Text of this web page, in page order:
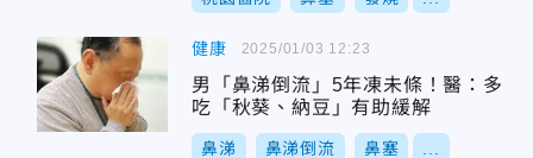
健康
男「鼻涕倒流」5年凍未條！醫：多
吃「秋葵、納豆」有助緩解
鼻涕 鼻涕倒流 鼻塞
2025/01/03 12:23